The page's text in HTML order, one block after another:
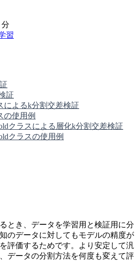
分
習
証
によるk分割交差検証
の使用例
クラスによる層化k分割交差検証
クラスの使用例
とき、データを学習用と検証用に分
のデータに対してもモデルの精度が
評価するためです。より安定して汎
データの分割方法を何度も変えて評